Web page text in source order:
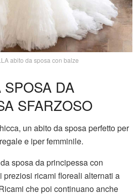
abito da sposa con balze
DA
SFARZOSO
un abito da sposa perfetto per
e iper femminile.
sposa da principessa con
preziosi ricami floreali alternati a
che poi continuano anche